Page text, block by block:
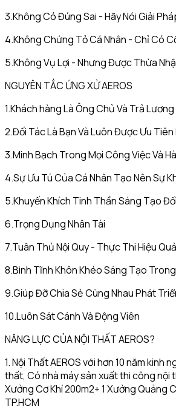
3.Không Có Đúng Sai - Hãy Nói Giải
4.Không Chứng Tỏ Cá Nhân - Chỉ Có
5.Không Vụ Lợi - Nhưng Được Thừa
NGUYÊN TẮC ỨNG XỬ AEROS
1.Khách hàng Là Ông Chủ Và Trả
2.Đối Tác Là Bạn Và Luôn Được Ưu
3.Minh Bạch Trong Mọi Công Việc Và
4.Sự Ưu Tú Của Cá Nhân Tạo Nên Sự
5.Khuyến Khích Tinh Thần Sáng Tạo
6.Trọng Dụng Nhân Tài
7.Tuân Thủ Nội Quy - Thực Thi Hiệu Quả
8.Bình Tĩnh Khôn Khéo Sáng Tạo
9.Giúp Đỡ Chia Sẻ Cùng Nhau Phát
10.Luôn Sát Cánh Và Động Viên
NĂNG LỰC CỦA NỘI THẤT AEROS?
1. Nội Thất AEROS với hơn 10 năm kinh
thất, Có nhà máy sản xuất thi công nội
Xưởng Cơ Khí 200m2+ 1 Xưởng Quảng
TP.HCM